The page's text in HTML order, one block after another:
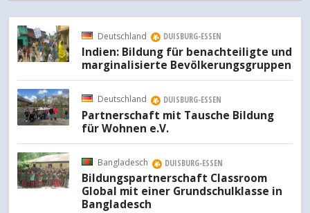
Deutschland DUISBURG-ESSEN
Indien: Bildung für benachteiligte und
marginalisierte Bevölkerungsgruppen
Deutschland DUISBURG-ESSEN
Partnerschaft mit Tausche Bildung
für Wohnen e.V.
Bangladesch DUISBURG-ESSEN
Bildungspartnerschaft Classroom
Global mit einer Grundschulklasse in
Bangladesch